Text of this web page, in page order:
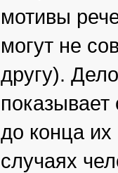
мотивы
могут не
другу).
до конца
случаях